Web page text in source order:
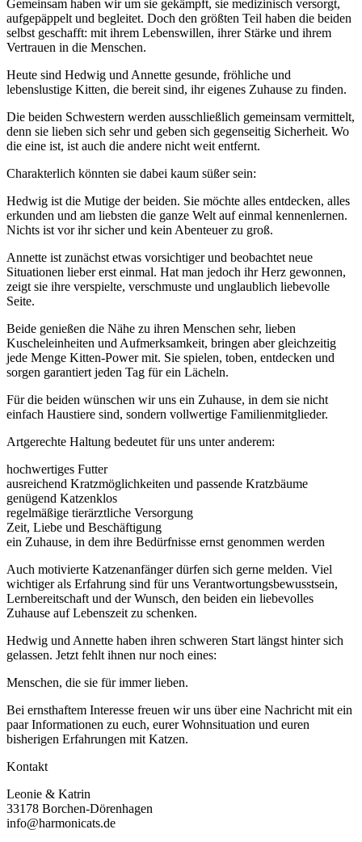
Gemeinsam haben wir um sie gekämpft, sie medizinisch versorgt,
aufgepäppelt und begleitet. Doch den größten Teil haben die beiden
selbst geschafft: mit ihrem Lebenswillen, ihrer Stärke und ihrem
Vertrauen in die Menschen.
Heute sind Hedwig und Annette gesunde, fröhliche und
lebenslustige Kitten, die bereit sind, ihr eigenes Zuhause zu finden.
Die beiden Schwestern werden ausschließlich gemeinsam vermittelt,
denn sie lieben sich sehr und geben sich gegenseitig Sicherheit. Wo
die eine ist, ist auch die andere nicht weit entfernt.
Charakterlich könnten sie dabei kaum süßer sein:
Hedwig ist die Mutige der beiden. Sie möchte alles entdecken, alles
erkunden und am liebsten die ganze Welt auf einmal kennenlernen.
Nichts ist vor ihr sicher und kein Abenteuer zu groß.
Annette ist zunächst etwas vorsichtiger und beobachtet neue
Situationen lieber erst einmal. Hat man jedoch ihr Herz gewonnen,
zeigt sie ihre verspielte, verschmuste und unglaublich liebevolle
Seite.
Beide genießen die Nähe zu ihren Menschen sehr, lieben
Kuscheleinheiten und Aufmerksamkeit, bringen aber gleichzeitig
jede Menge Kitten-Power mit. Sie spielen, toben, entdecken und
sorgen garantiert jeden Tag für ein Lächeln.
Für die beiden wünschen wir uns ein Zuhause, in dem sie nicht
einfach Haustiere sind, sondern vollwertige Familienmitglieder.
Artgerechte Haltung bedeutet für uns unter anderem:
hochwertiges Futter
ausreichend Kratzmöglichkeiten und passende Kratzbäume
genügend Katzenklos
regelmäßige tierärztliche Versorgung
Zeit, Liebe und Beschäftigung
ein Zuhause, in dem ihre Bedürfnisse ernst genommen werden
Auch motivierte Katzenanfänger dürfen sich gerne melden. Viel
wichtiger als Erfahrung sind für uns Verantwortungsbewusstsein,
Lernbereitschaft und der Wunsch, den beiden ein liebevolles
Zuhause auf Lebenszeit zu schenken.
Hedwig und Annette haben ihren schweren Start längst hinter sich
gelassen. Jetzt fehlt ihnen nur noch eines:
Menschen, die sie für immer lieben.
Bei ernsthaftem Interesse freuen wir uns über eine Nachricht mit ein
paar Informationen zu euch, eurer Wohnsituation und euren
bisherigen Erfahrungen mit Katzen.
Kontakt
Leonie & Katrin
33178 Borchen-Dörenhagen
info@harmonicats.de